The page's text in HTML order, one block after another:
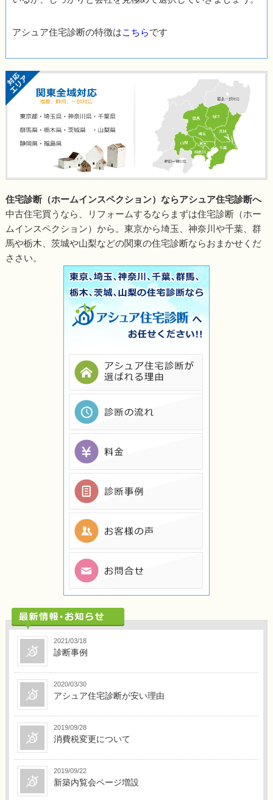
アシュア住宅診断の特徴はこちらです
住宅診断（ホームインスペクション）ならアシュア住宅診断へ
中古住宅買うなら、リフォームするならまずは住宅診断（ホー
ムインスペクション）から。東京から埼玉、神奈川や千葉、群
馬や栃木、茨城や山梨などの関東の住宅診断ならおまかせくだ
ささい。
2021/03/18
診断事例
2020/03/30
アシュア住宅診断が安い理由
2019/09/28
消費税変更について
2019/09/22
新築内覧会ページ増設